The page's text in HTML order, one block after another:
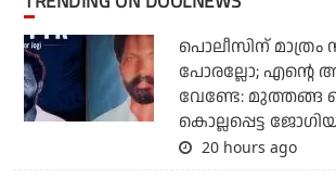
പൊലീസിന് മാത്രം
പോരല്ലോ; എന്റെ
വേണ്ടേ: മുത്തങ്ങ
കൊല്ലപ്പെട്ട
20 hours ago